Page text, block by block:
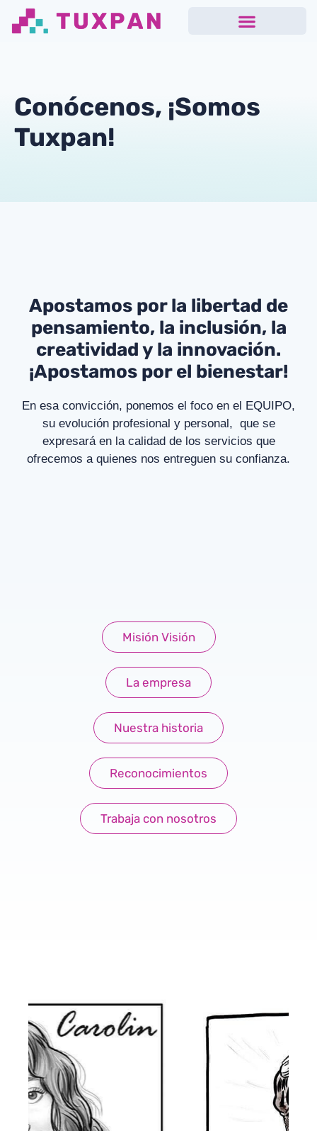
Conócenos, ¡Somos
Tuxpan!
Apostamos por la libertad de
pensamiento, la inclusión, la
creatividad y la innovación.
¡Apostamos por el bienestar!
En esa convicción, ponemos el foco en el EQUIPO,
su evolución profesional y personal, que se
expresará en la calidad de los servicios que
ofrecemos a quienes nos entreguen su confianza.
Misión Visión
La empresa
Nuestra historia
Reconocimientos
Trabaja con nosotros